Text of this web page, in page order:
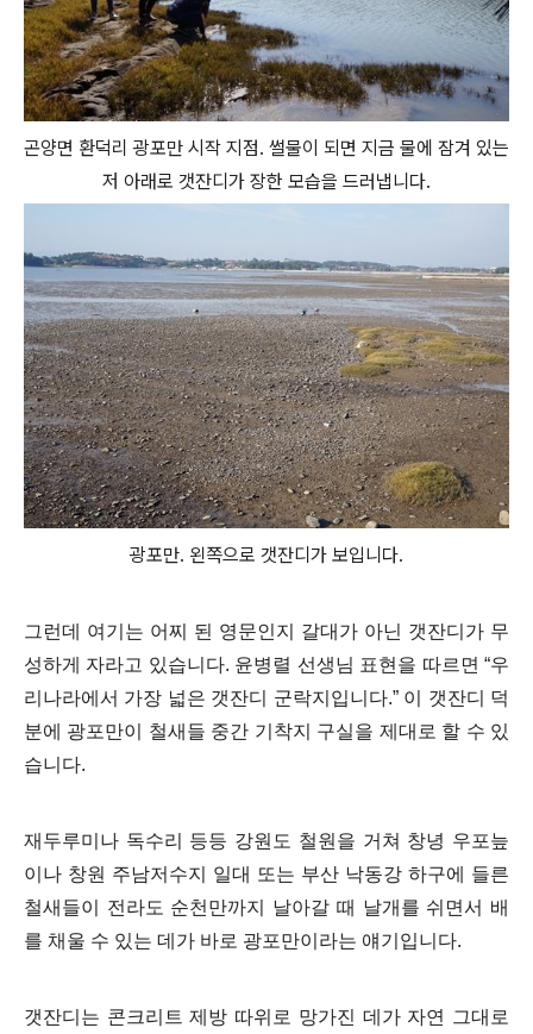
곤양면 환덕리 광포만 시작 지점. 썰물이 되면 지금 물에 잠겨 있는
저 아래로 갯잔디가 장한 모습을 드러냅니다.
광포만. 왼쪽으로 갯잔디가 보입니다.
그런데 여기는 어찌 된 영문인지 갈대가 아닌 갯잔디가 무
성하게 자라고 있습니다. 윤병렬 선생님 표현을 따르면 “우
리나라에서 가장 넓은 갯잔디 군락지입니다.” 이 갯잔디 덕
분에 광포만이 철새들 중간 기착지 구실을 제대로 할 수 있
습니다.
재두루미나 독수리 등등 강원도 철원을 거쳐 창녕 우포늪
이나 창원 주남저수지 일대 또는 부산 낙동강 하구에 들른
철새들이 전라도 순천만까지 날아갈 때 날개를 쉬면서 배
를 채울 수 있는 데가 바로 광포만이라는 얘기입니다.
갯잔디는 콘크리트 제방 따위로 망가진 데가 자연 그대로